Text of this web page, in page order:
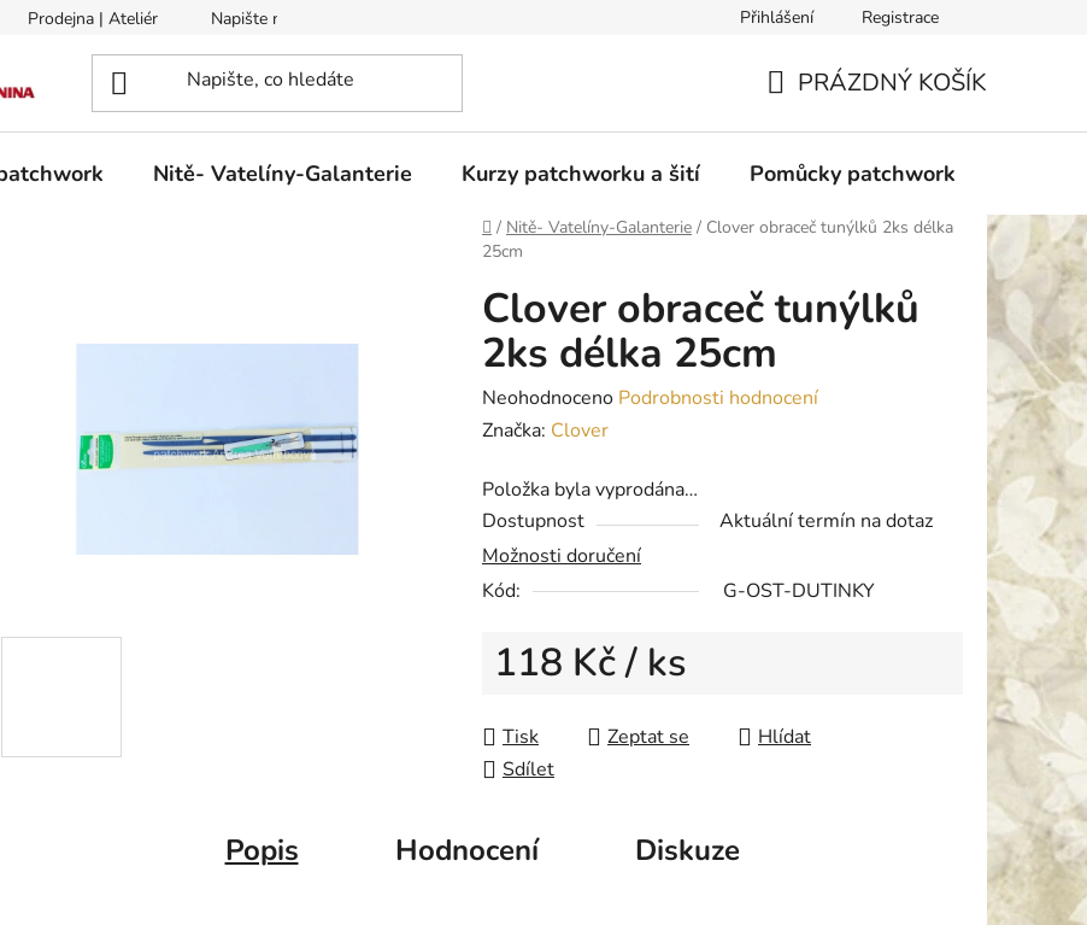
Prodejna | Ateliér Napište nám Obchodní podmínky
Přihlášení Registrace
KOŠÍK
PRÁZDNÝ KOŠÍK
Nitě- Vatelíny-Galanterie Kurzy patchworku a šití Pomůcky patchwork
Domů
/ Nitě- Vatelíny-Galanterie / Clover obraceč tunýlků 2ks délka
25cm
Clover obraceč tunýlků
2ks délka 25cm
Průměrné
hodnocení
je
0,0
z
5
Neohodnoceno Podrobnosti hodnocení
Značka: Clover
Položka byla vyprodána…
Dostupnost
Aktuální termín na dotaz
Možnosti doručení
Kód:
G-OST-DUTINKY
118 Kč/ ks
Tisk
Zeptat se
Hlídat
Sdílet
Popis Hodnocení Diskuze